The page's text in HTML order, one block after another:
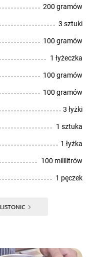
200 gramów
3 sztuki
100 gramów
1 łyżeczka
100 gramów
100 gramów
3 łyżki
1 sztuka
1 łyżka
100 mililitrów
1 pęczek
LISTONIC